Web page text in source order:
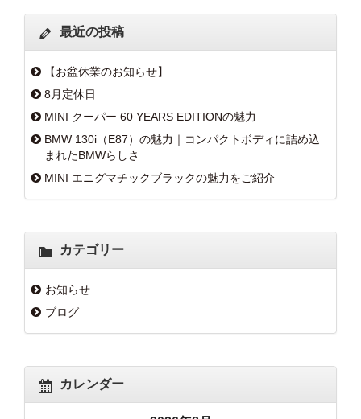
最近の投稿
【お盆休業のお知らせ】
8月定休日
MINI クーパー 60 YEARS EDITIONの魅力
BMW 130i（E87）の魅力｜コンパクトボディに詰め込
まれたBMWらしさ
MINI エニグマチックブラックの魅力をご紹介
カテゴリー
お知らせ
ブログ
カレンダー